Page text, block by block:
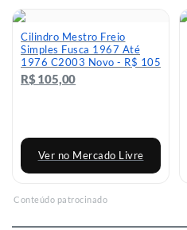
Cilindro Mestro Freio
Simples Fusca 1967 Até
1976 C2003 Novo - R$ 105
R$ 105,00
Ver no Mercado Livre
Conteúdo patrocinado